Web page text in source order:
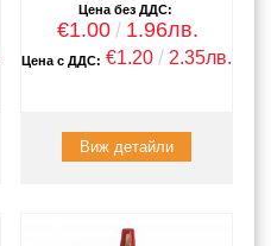
Цена без ДДС:
€1.00 1.96лв.
Цена с ДДС: €1.20 2.35лв.
Виж детайли